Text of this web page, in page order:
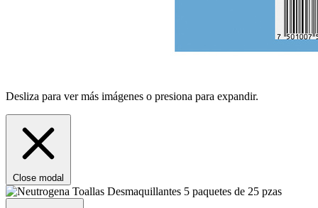
Desliza para ver más imágenes o presiona para expandir.
Close modal